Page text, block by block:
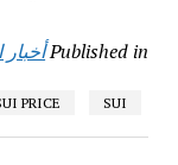
Published in
SUI
PRICE